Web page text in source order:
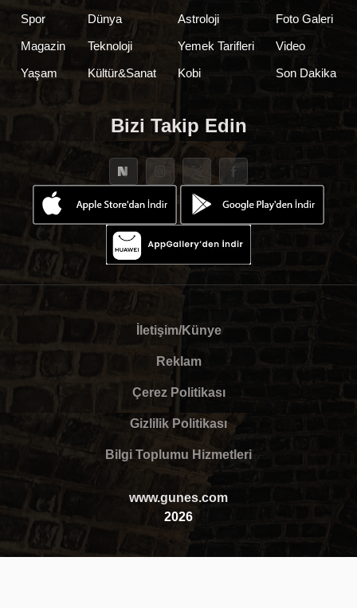
Spor
Magazin
Yaşam
Dünya
Teknoloji
Kültür&Sanat
Astroloji
Yemek Tarifleri
Kobi
Foto Galeri
Video
Son Dakika
Bizi Takip Edin
İletişim/Künye
Reklam
Çerez Politikası
Gizlilik Politikası
Bilgi Toplumu Hizmetleri
www.gunes.com
2026